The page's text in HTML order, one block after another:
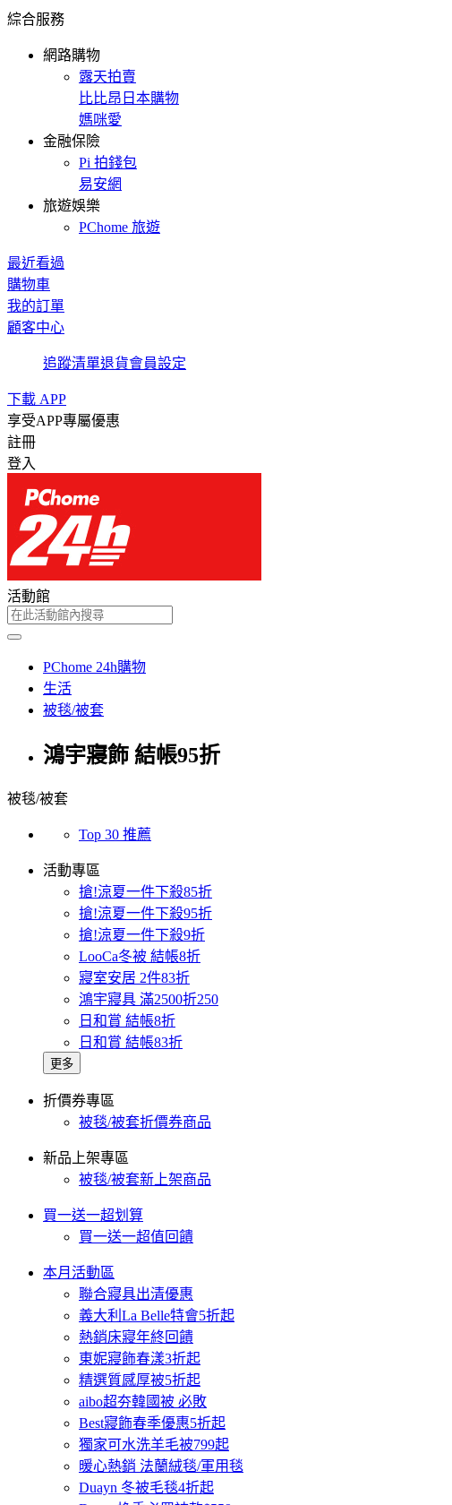
綜合服務
網路購物
露天拍賣
比比昂日本購物
媽咪愛
金融保險
Pi 拍錢包
易安網
旅遊娛樂
PChome 旅遊
最近看過
購物車
我的訂單
顧客中心
追蹤清單退貨會員設定
下載 APP
享受APP專屬優惠
註冊
登入
活動館
PChome 24h購物
生活
被毯/被套
鴻宇寢飾 結帳95折
被毯/被套
Top 30 推薦
活動專區
搶!涼夏一件下殺85折
搶!涼夏一件下殺95折
搶!涼夏一件下殺9折
LooCa冬被 結帳8折
寢室安居 2件83折
鴻宇寢具 滿2500折250
日和賞 結帳8折
日和賞 結帳83折
更多
折價券專區
被毯/被套折價券商品
新品上架專區
被毯/被套新上架商品
買一送一超划算
買一送一超值回饋
本月活動區
聯合寢具出清優惠
義大利La Belle特會5折起
熱銷床寢年終回饋
東妮寢飾春漾3折起
精選質感厚被5折起
aibo超夯韓國被 必敗
Best寢飾春季優惠5折起
獨家可水洗羊毛被799起
暖心熱銷 法蘭絨毯/軍用毯
Duayn 冬被毛毯4折起